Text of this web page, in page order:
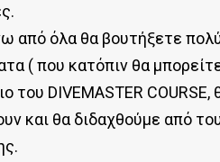
από όλα θα βουτήξετε
( που κατόπιν θα
του DIVEMASTER
και θα διδαχθούμε από